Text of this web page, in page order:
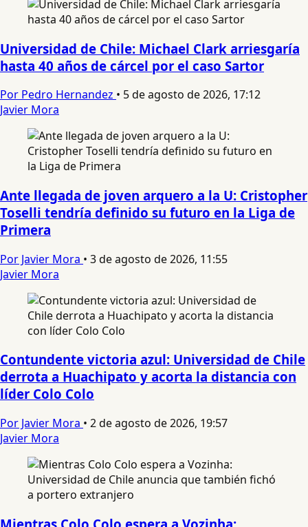
Universidad de Chile: Michael Clark arriesgaría
hasta 40 años de cárcel por el caso Sartor
Por Pedro Hernandez • 5 de agosto de 2026, 17:12
Javier Mora
Ante llegada de joven arquero a la U: Cristopher
Toselli tendría definido su futuro en la Liga de
Primera
Por Javier Mora • 3 de agosto de 2026, 11:55
Javier Mora
Contundente victoria azul: Universidad de Chile
derrota a Huachipato y acorta la distancia con
líder Colo Colo
Por Javier Mora • 2 de agosto de 2026, 19:57
Javier Mora